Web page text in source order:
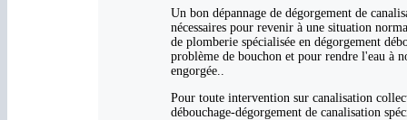
Un bon dépannage de dégorgement de
nécessaires pour revenir à une situation
de plomberie spécialisée en dégorgement
problème de bouchon et pour rendre l'eau à
engorgée..
Pour toute intervention sur canalisation
débouchage-dégorgement de canalisation